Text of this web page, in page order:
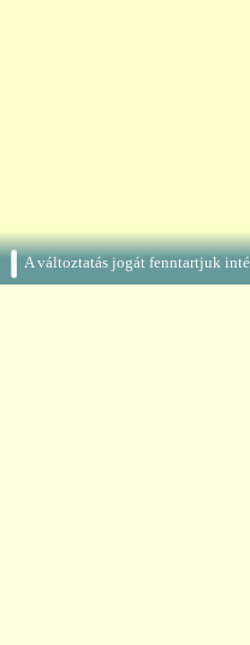
A változtatás jogát fenntartjuk